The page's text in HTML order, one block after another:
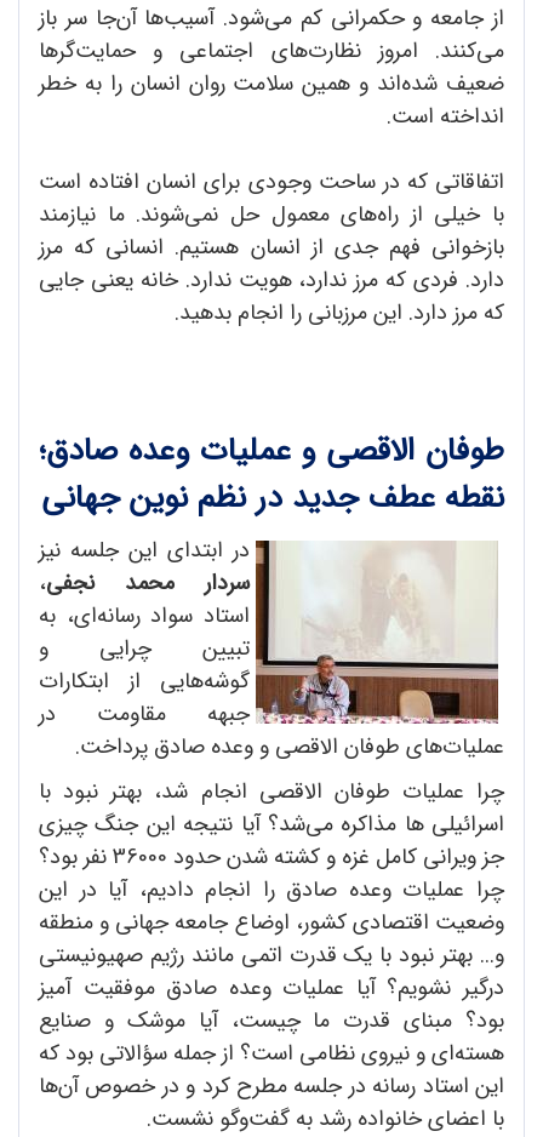
از جامعه و حکمرانی کم می‌شود. آسیب‌ها آن‌جا سر باز
می‌کنند. امروز نظارت‌های اجتماعی و حمایت‌گرها
ضعیف شده‌اند و همین سلامت روان انسان را به خطر
انداخته است.
اتفاقاتی که در ساحت وجودی برای انسان افتاده است
با خیلی از راه‌های معمول حل نمی‌شوند. ما نیازمند
بازخوانی فهم جدی از انسان هستیم. انسانی که مرز
دارد. فردی که مرز ندارد، هویت ندارد. خانه یعنی جایی
که مرز دارد. این مرزبانی را انجام بدهید.
طوفان الاقصی و عملیات وعده صادق؛
نقطه عطف جدید در نظم نوین جهانی
در ابتدای این جلسه نیز
سردار محمد نجفی،
استاد سواد رسانه‌ای، به
تبیین چرایی و
گوشه‌هایی از ابتکارات
جبهه مقاومت در
عملیات‌های طوفان الاقصی و وعده صادق پرداخت.
چرا عملیات طوفان الاقصی انجام شد، بهتر نبود با
اسرائیلی ها مذاکره می‌شد؟ آیا نتیجه این جنگ چیزی
جز ویرانی کامل غزه و کشته شدن حدود 36000 نفر بود؟
چرا عملیات وعده صادق را انجام دادیم، آیا در این
وضعیت اقتصادی کشور، اوضاع جامعه جهانی و منطقه
و... بهتر نبود با یک قدرت اتمی مانند رژیم صهیونیستی
درگیر نشویم؟ آیا عملیات وعده صادق موفقیت آمیز
بود؟ مبنای قدرت ما چیست، آیا موشک و صنایع
هسته‌ای و نیروی نظامی است؟ از جمله سؤالاتی بود که
این استاد رسانه در جلسه مطرح کرد و در خصوص آن‌ها
با اعضای خانواده رشد به گفت‌وگو نشست.